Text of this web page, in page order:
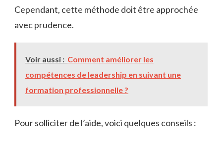
Cependant, cette méthode doit être approchée
avec prudence.
Voir aussi : Comment améliorer les
compétences de leadership en suivant une
formation professionnelle ?
Pour solliciter de l’aide, voici quelques conseils :